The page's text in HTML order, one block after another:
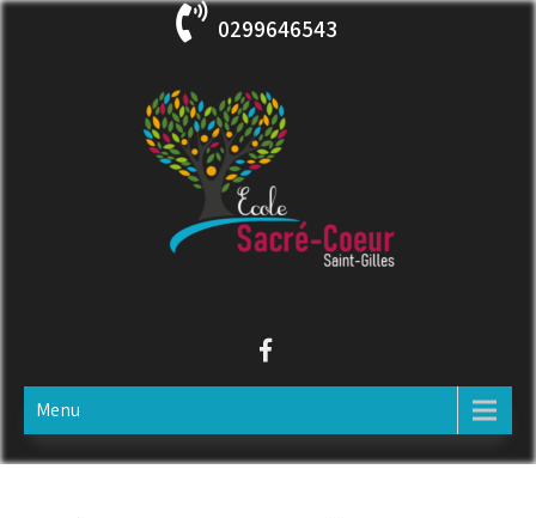
Skip
0299646543
ECOLE SACRE COEUR
Menu